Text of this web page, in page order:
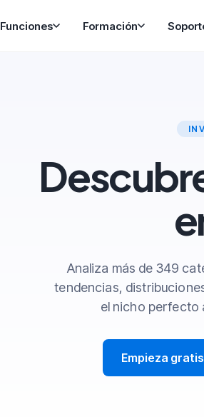
Funciones Formación
Analiza más de 349
tendencias,
el nicho perfecto
Empieza